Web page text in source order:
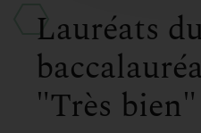
Lauréats
"Très bien"